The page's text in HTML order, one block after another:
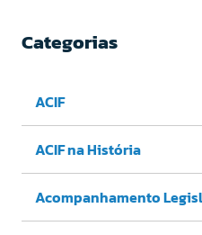
Categorias
ACIF
ACIF na História
Acompanhamento